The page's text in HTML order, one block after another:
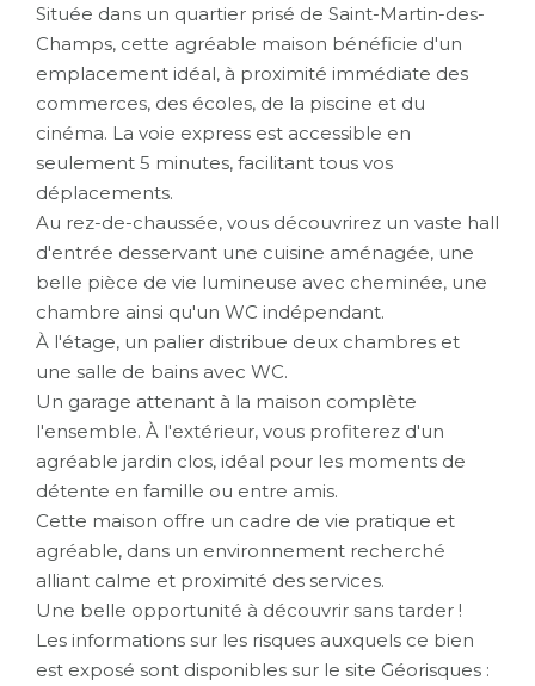
Située dans un quartier prisé de Saint-Martin-des-
Champs, cette agréable maison bénéficie d'un
emplacement idéal, à proximité immédiate des
commerces, des écoles, de la piscine et du
cinéma. La voie express est accessible en
seulement 5 minutes, facilitant tous vos
déplacements.
Au rez-de-chaussée, vous découvrirez un vaste hall
d'entrée desservant une cuisine aménagée, une
belle pièce de vie lumineuse avec cheminée, une
chambre ainsi qu'un WC indépendant.
À l'étage, un palier distribue deux chambres et
une salle de bains avec WC.
Un garage attenant à la maison complète
l'ensemble. À l'extérieur, vous profiterez d'un
agréable jardin clos, idéal pour les moments de
détente en famille ou entre amis.
Cette maison offre un cadre de vie pratique et
agréable, dans un environnement recherché
alliant calme et proximité des services.
Une belle opportunité à découvrir sans tarder !
Les informations sur les risques auxquels ce bien
est exposé sont disponibles sur le site Géorisques :